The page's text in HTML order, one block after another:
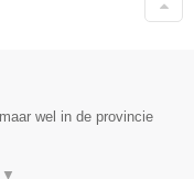
wel in de provincie
▼